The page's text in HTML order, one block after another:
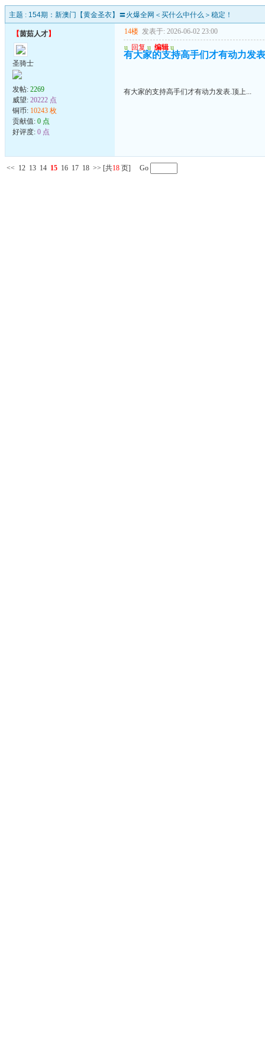
主题 : 154期：新澳门【黄金圣衣】〓火爆全网＜买什么中什么＞稳定！
【茵茹人才】
圣骑士
发帖: 2269
威望: 20222 点
铜币: 10243 枚
贡献值: 0 点
好评度: 0 点
14楼 发表于: 2026-06-02 23:00
u 回复 u 编辑 u
有大家的支持高手们才有动力发
有大家的支持高手们才有动力发表.顶上...
<< 12 13 14 15 16 17 18 >> [共18 页] Go